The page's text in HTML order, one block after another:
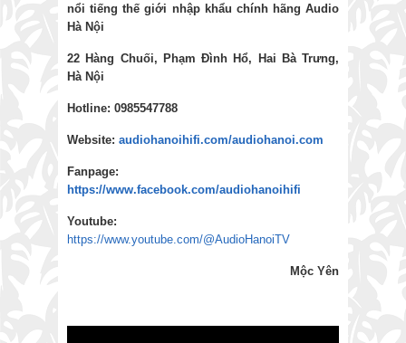
nổi tiếng thế giới nhập khẩu chính hãng Audio
Hà Nội
22 Hàng Chuối, Phạm Đình Hổ, Hai Bà Trưng,
Hà Nội
Hotline: 0985547788
Website: audiohanoihifi.com/audiohanoi.com
Fanpage:
https://www.facebook.com/audiohanoihifi
Youtube:
https://www.youtube.com/@AudioHanoiTV
Mộc Yên